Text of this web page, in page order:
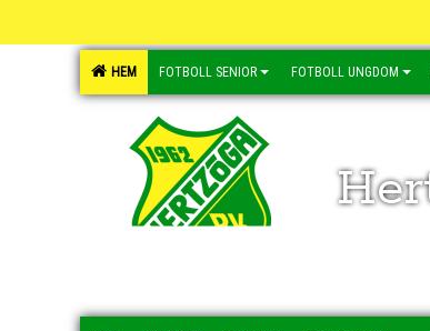
HEM FOTBOLL SENIOR FOTBOLL UNGDOM